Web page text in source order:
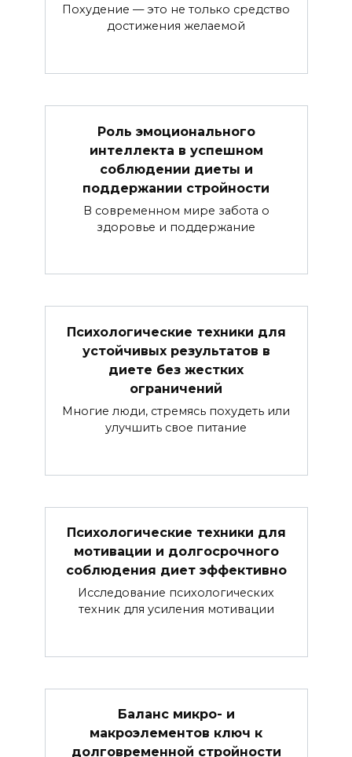
Похудение — это не только средство
достижения желаемой
Роль эмоционального
интеллекта в успешном
соблюдении диеты и
поддержании стройности
В современном мире забота о
здоровье и поддержание
Психологические техники для
устойчивых результатов в
диете без жестких
ограничений
Многие люди, стремясь похудеть или
улучшить свое питание
Психологические техники для
мотивации и долгосрочного
соблюдения диет эффективно
Исследование психологических
техник для усиления мотивации
Баланс микро- и
макроэлементов ключ к
долговременной стройности